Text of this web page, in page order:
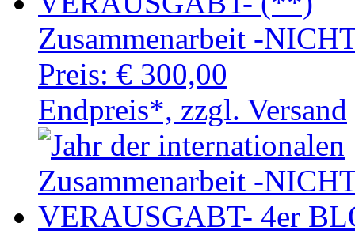
Zusammenarbeit -
Preis: € 300,00
Endpreis*, zzgl. Versand